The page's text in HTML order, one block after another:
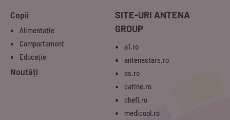
Copii
Alimentație
Comportament
Educație
Noutăți
SITE-URI ANTENA
GROUP
a1.ro
antenastars.ro
as.ro
catine.ro
chefi.ro
medicool.ro